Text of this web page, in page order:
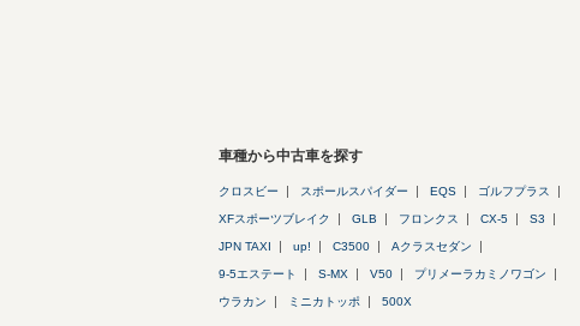
車種から中古車を探す
クロスビー スポールスパイダー EQS ゴルフプラス
XFスポーツブレイク GLB フロンクス CX-5 S3
JPN TAXI up! C3500 Aクラスセダン
9-5エステート S-MX V50 プリメーラカミノワゴン
ウラカン ミニカトッポ 500X